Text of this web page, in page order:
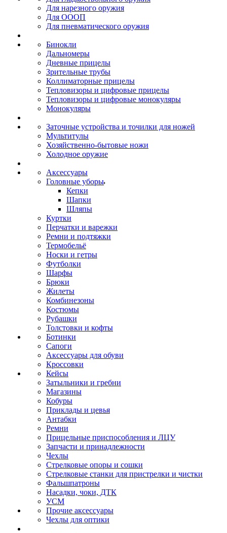
Для нарезного оружия
Для ОООП
Для пневматического оружия
Бинокли
Дальномеры
Дневные прицелы
Зрительные трубы
Коллиматорные прицелы
Тепловизоры и цифровые прицелы
Тепловизоры и цифровые монокуляры
Монокуляры
Заточные устройства и точилки для ножей
Мультитулы
Хозяйственно-бытовые ножи
Холодное оружие
Аксессуары
Головные уборы
Кепки
Шапки
Шляпы
Куртки
Перчатки и варежки
Ремни и подтяжки
Термобельё
Носки и гетры
Футболки
Шарфы
Брюки
Жилеты
Комбинезоны
Костюмы
Рубашки
Толстовки и кофты
Ботинки
Сапоги
Аксессуары для обуви
Кроссовки
Кейсы
Затыльники и гребни
Магазины
Кобуры
Приклады и цевья
Антабки
Ремни
Прицельные приспособления и ЛЦУ
Запчасти и принадлежности
Чехлы
Стрелковые опоры и сошки
Стрелковые станки для пристрелки и чистки
Фальшпатроны
Насадки, чоки, ДТК
УСМ
Прочие аксессуары
Чехлы для оптики